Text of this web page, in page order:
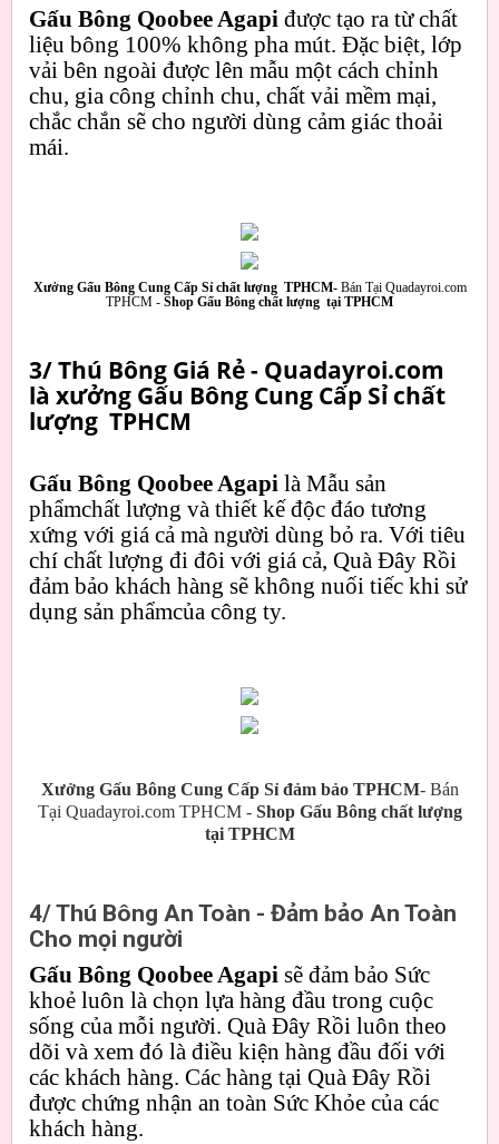
Gấu Bông Qoobee Agapi được tạo ra từ chất
liệu bông 100% không pha mút. Đặc biệt, lớp
vải bên ngoài được lên mẫu một cách chỉnh
chu, gia công chỉnh chu, chất vải mềm mại,
chắc chắn sẽ cho người dùng cảm giác thoải
mái.
Xưởng Gấu Bông Cung Cấp Sỉ chất lượng TPHCM-Bán Tại Quadayroi.com
TPHCM - Shop Gấu Bông chất lượng tại TPHCM
3/ Thú Bông Giá Rẻ - Quadayroi.com
là xưởng Gấu Bông Cung Cấp Sỉ chất
lượng TPHCM
Gấu Bông Qoobee Agapi là Mẫu sản
phẩmchất lượng và thiết kế độc đáo tương
xứng với giá cả mà người dùng bỏ ra. Với tiêu
chí chất lượng đi đôi với giá cả, Quà Đây Rồi
đảm bảo khách hàng sẽ không nuối tiếc khi sử
dụng sản phẩmcủa công ty.
Xưởng Gấu Bông Cung Cấp Sỉ đảm bảo TPHCM- Bán
Tại Quadayroi.com TPHCM - Shop Gấu Bông chất lượng
tại TPHCM
4/ Thú Bông An Toàn - Đảm bảo An Toàn
Cho mọi người
Gấu Bông Qoobee Agapi sẽ đảm bảo Sức
khoẻ luôn là chọn lựa hàng đầu trong cuộc
sống của mỗi người. Quà Đây Rồi luôn theo
dõi và xem đó là điều kiện hàng đầu đối với
các khách hàng. Các hàng tại Quà Đây Rồi
được chứng nhận an toàn Sức Khỏe của các
khách hàng.